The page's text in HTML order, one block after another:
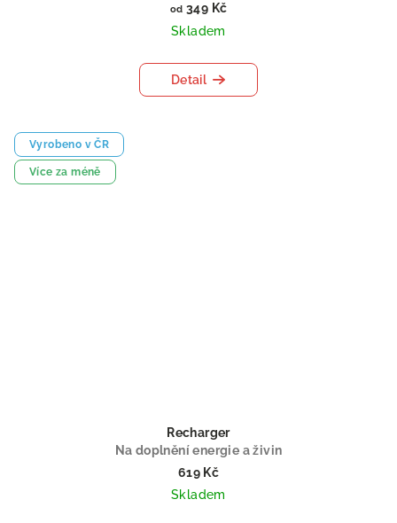
od 349 Kč
Skladem
Detail
Vyrobeno v ČR
Více za méně
Recharger
Na doplnění energie a živin
619 Kč
Skladem